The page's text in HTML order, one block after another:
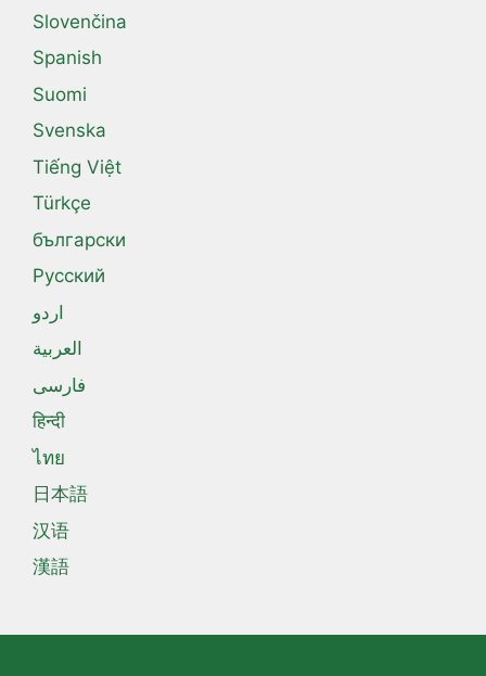
Slovenčina
Spanish
Suomi
Svenska
Tiếng Việt
Türkçe
български
Русский
اردو
العربية
فارسی
हिन्दी
ไทย
日本語
汉语
漢語